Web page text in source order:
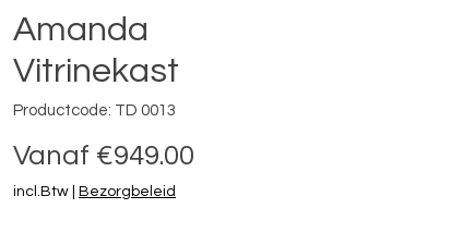
Amanda
Vitrinekast
Productcode: TD 0013
Vanaf €949.00
incl.Btw Bezorgbeleid